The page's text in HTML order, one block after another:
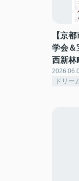
【京
学会＆
西新林
ドリー